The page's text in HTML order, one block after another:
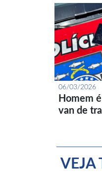
06/03/2026
Homem
van de
VEJA